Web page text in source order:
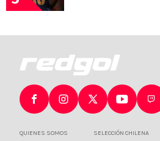
QUIENES SOMOS SELECCIÓN CHILENA